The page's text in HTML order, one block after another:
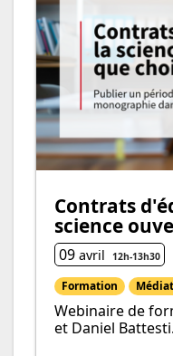
Contrats
science
09 avril 12h-13h30
Formation
Webinaire de
et Daniel Battesti.